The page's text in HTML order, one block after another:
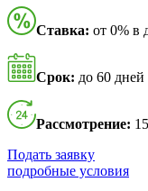
Ставка: от 0% в
Срок: до 60 дней
Рассмотрение:
Подать заявку
подробные условия